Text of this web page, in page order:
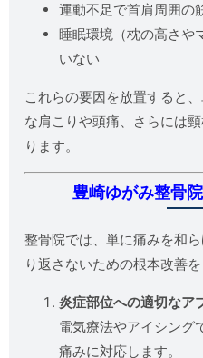
運動不足で首肩周囲の
睡眠環境（枕の高さや
いない
これらの要因を放置すると
な肩こりや頭痛、さらには
ります。
豊崎ゆがみ整骨
整骨院では、単に痛みを和
り返さないための根本改善
炎症部位への適切なア
電気療法やアイシング
痛みに対応します。